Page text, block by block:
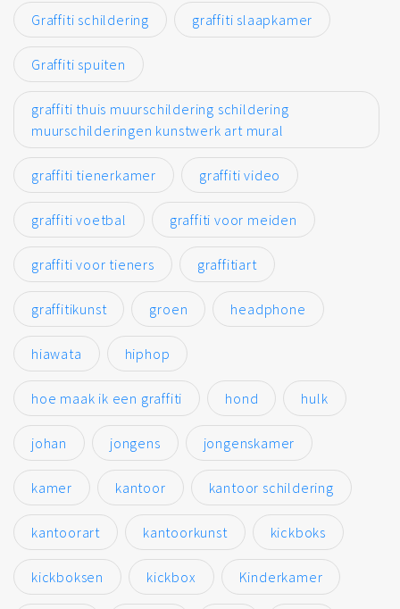
Graffiti schildering graffiti slaapkamer
Graffiti spuiten
graffiti thuis muurschildering schildering
muurschilderingen kunstwerk art mural
graffiti tienerkamer graffiti video
graffiti voetbal graffiti voor meiden
graffiti voor tieners graffitiart
graffitikunst groen headphone
hiawata hiphop
hoe maak ik een graffiti hond hulk
johan jongens jongenskamer
kamer kantoor kantoor schildering
kantoorart kantoorkunst kickboks
kickboksen kickbox Kinderkamer